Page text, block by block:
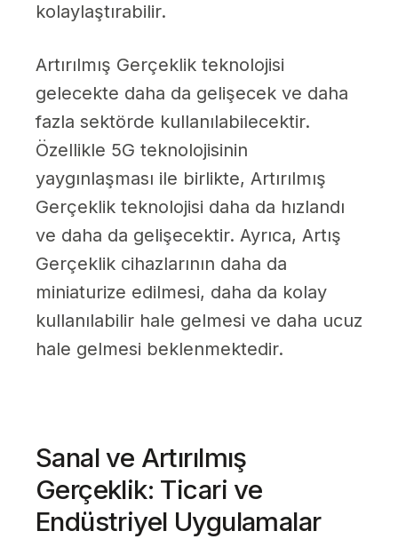
kolaylaştırabilir.
Artırılmış Gerçeklik teknolojisi
gelecekte daha da gelişecek ve daha
fazla sektörde kullanılabilecektir.
Özellikle 5G teknolojisinin
yaygınlaşması ile birlikte, Artırılmış
Gerçeklik teknolojisi daha da hızlandı
ve daha da gelişecektir. Ayrıca, Artış
Gerçeklik cihazlarının daha da
miniaturize edilmesi, daha da kolay
kullanılabilir hale gelmesi ve daha ucuz
hale gelmesi beklenmektedir.
Sanal ve Artırılmış
Gerçeklik: Ticari ve
Endüstriyel Uygulamalar